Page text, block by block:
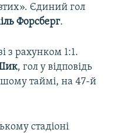
Єдиний гол
Форсберг.
з рахунком 1:1.
, гол у відповідь
таймі, на 47-й
стадіоні